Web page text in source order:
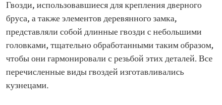
Гвозди, использовавшиеся для крепления дверного
бруса, а также элементов деревянного замка,
представляли собой длинные гвозди с небольшими
головками, тщательно обработанными таким образом,
чтобы они гармонировали с резьбой этих деталей. Все
перечисленные виды гвоздей изготавливались
кузнецами.